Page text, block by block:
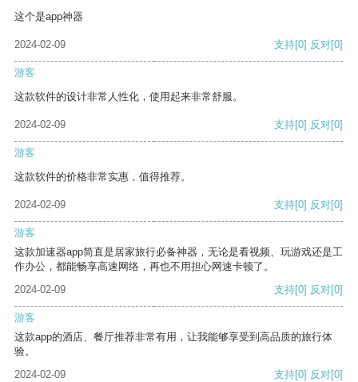
这个是app神器
2024-02-09 支持[0] 反对[0]
游客
这款软件的设计非常人性化，使用起来非常舒服。
2024-02-09 支持[0] 反对[0]
游客
这款软件的价格非常实惠，值得推荐。
2024-02-09 支持[0] 反对[0]
游客
这款加速器app简直是居家旅行必备神器，无论是看视频、玩游戏还是工
作办公，都能畅享高速网络，再也不用担心网速卡顿了。
2024-02-09
支持[0] 反对[0]
游客
这款app的酒店、餐厅推荐非常有用，让我能够享受到高品质的旅行体
验。
2024-02-09
支持[0] 反对[0]